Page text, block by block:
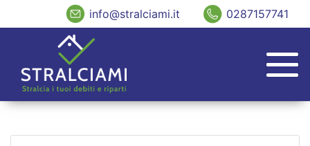
info@stralciami.it 0287157741